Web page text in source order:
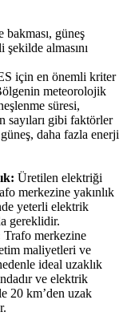
güneş
şekilde almasını
için en önemli kriter
meteorolojik
süresi,
sayıları gibi faktörler
daha fazla enerji
Üretilen elektriği
merkezine yakınlık
yeterli elektrik
gereklidir.
Trafo merkezine
maliyetleri ve
ideal uzaklık
ve elektrik
20 km’den uzak